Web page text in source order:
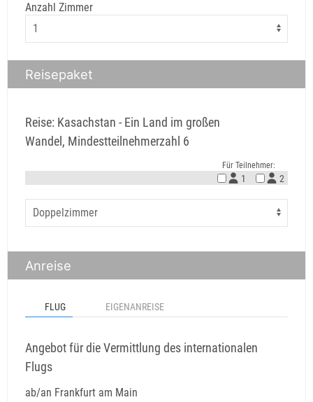
Anzahl Zimmer
Reisepaket
Reise: Kasachstan - Ein Land im großen
Wandel, Mindestteilnehmerzahl 6
Für Teilnehmer:
1 2
Anreise
FLUG EIGENANREISE
Angebot für die Vermittlung des internationalen
Flugs
ab/an Frankfurt am Main